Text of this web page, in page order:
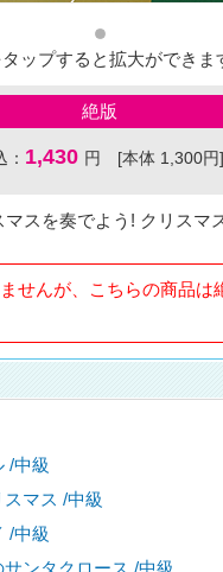
ップすると拡大ができま
絶版
： 1,430 円 [本体 1,300円]
スを奏でよう! クリスマ
せんが、こちらの商品は
/中級
マス /中級
/中級
ンタクロース /中級